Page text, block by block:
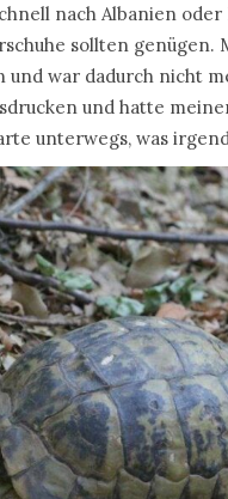
nach Albanien
sollten
war dadurch nicht
und hatte
unterwegs, was